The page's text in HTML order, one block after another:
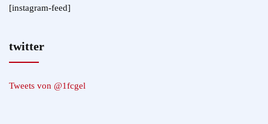
[instagram-feed]
twitter
Tweets von @1fcgel